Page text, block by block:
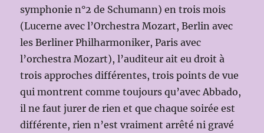
symphonie n°2 de Schumann) en trois mois
(Lucerne avec l’Orchestra Mozart, Berlin avec
les Berliner Philharmoniker, Paris avec
l’orchestra Mozart), l’auditeur ait eu droit à
trois approches différentes, trois points de vue
qui montrent comme toujours qu’avec Abbado,
il ne faut jurer de rien et que chaque soirée est
différente, rien n’est vraiment arrêté ni gravé